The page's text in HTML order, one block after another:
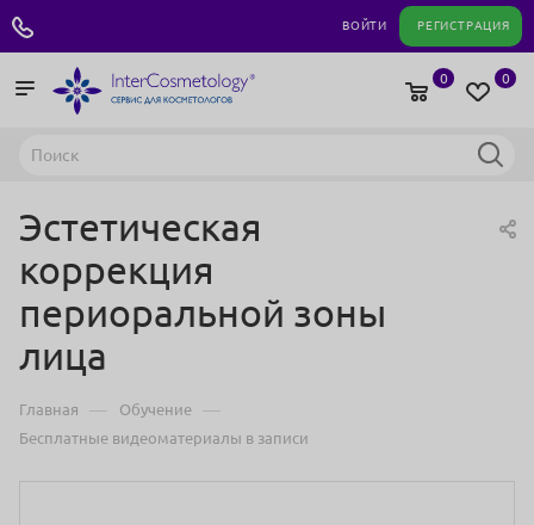
ВОЙТИ РЕГИСТРАЦИЯ
0
0
Эстетическая
коррекция
периоральной зоны
лица
Главная — Обучение —
Бесплатные видеоматериалы в записи